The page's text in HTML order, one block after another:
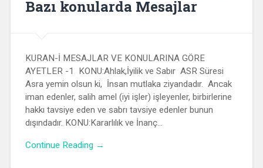
Bazı konularda Mesajlar
KURAN-İ MESAJLAR VE KONULARINA GÖRE
AYETLER -1 KONU:Ahlak,İyilik ve Sabır ASR Süresi
Asra yemin olsun ki, İnsan mutlaka ziyandadır. Ancak
iman edenler, salih amel (iyi işler) işleyenler, birbirlerine
hakkı tavsiye eden ve sabrı tavsiye edenler bunun
dışındadır. KONU:Kararlılık ve İnanç…
Continue Reading →